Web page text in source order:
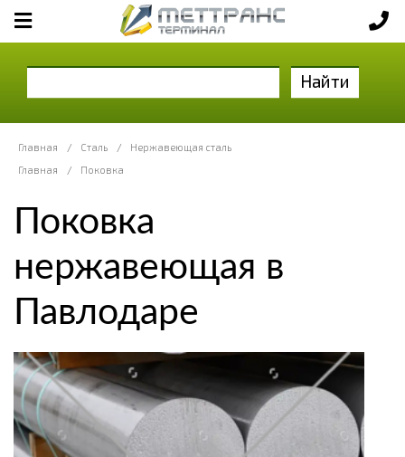
Найти
Главная / Сталь /
Нержавеющая сталь
Главная
/ Поковка
Поковка
нержавеющая в
Павлодаре